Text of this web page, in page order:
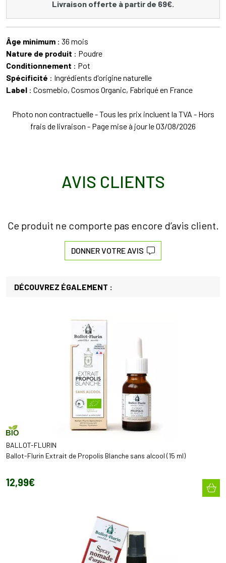
Livraison offerte à partir de 69€.
Âge minimum : 36 mois
Nature de produit : Poudre
Conditionnement : Pot
Spécificité : Ingrédients d'origine naturelle
Label : Cosmebio, Cosmos Organic, Fabriqué en France
Photo non contractuelle - Tous les prix incluent la TVA - Hors
frais de livraison - Page mise à jour le 03/08/2026
AVIS CLIENTS
Ce produit ne comporte pas encore d’avis client.
DONNER VOTRE AVIS
DÉCOUVREZ ÉGALEMENT :
BALLOT-FLURIN
Ballot-Flurin Extrait de Propolis Blanche sans alcool (15 ml)
12,99€